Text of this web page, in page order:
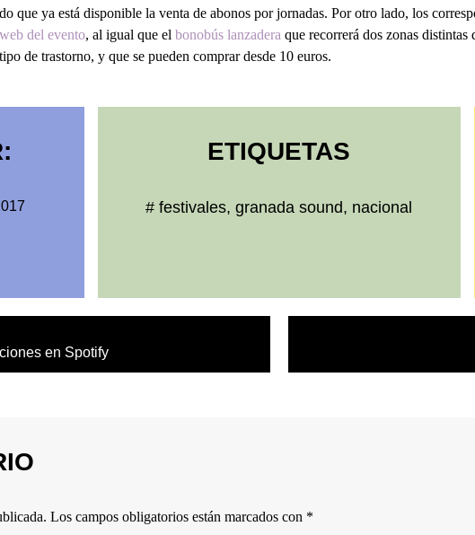
que ya está disponible la venta de abonos por jornadas. Por otro lado, los
del evento, al igual que el bonobús lanzadera que recorrerá dos zonas
de trastorno, y que se pueden comprar desde 10 euros.
ETIQUETAS
# festivales,granada sound, nacional
en Spotify
Los campos obligatorios están marcados con *